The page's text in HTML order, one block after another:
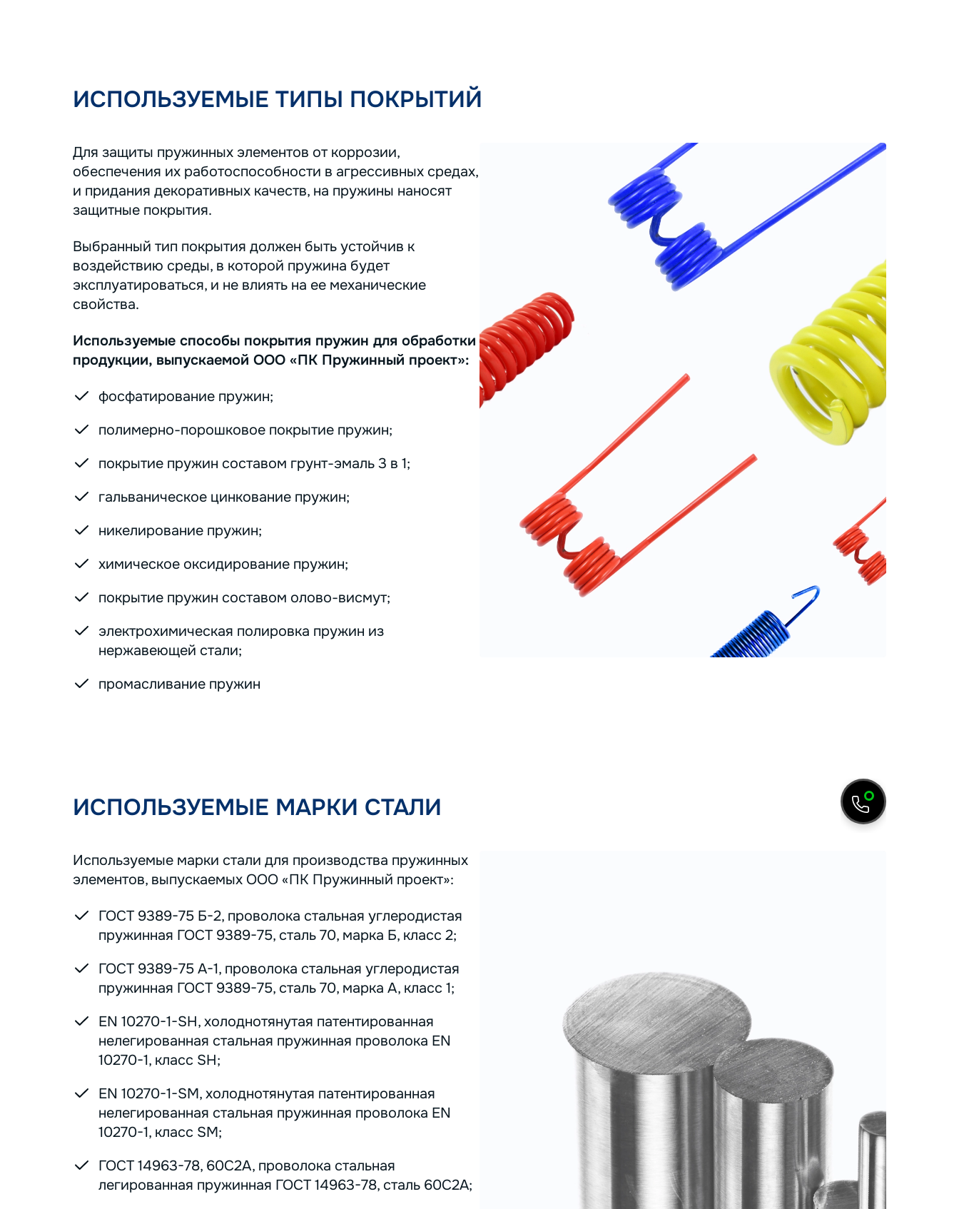
ИСПОЛЬЗУЕМЫЕ ТИПЫ ПОКРЫТИЙ
Для защиты пружинных элементов от коррозии,
обеспечения их работоспособности в агрессивных средах,
и придания декоративных качеств, на пружины наносят
защитные покрытия.
Выбранный тип покрытия должен быть устойчив к
воздействию среды, в которой пружина будет
эксплуатироваться, и не влиять на ее механические
свойства.
Используемые способы покрытия пружин для обработки
продукции, выпускаемой ООО «ПК Пружинный проект»:
фосфатирование пружин;
полимерно-порошковое покрытие пружин;
покрытие пружин составом грунт-эмаль 3 в 1;
гальваническое цинкование пружин;
никелирование пружин;
химическое оксидирование пружин;
покрытие пружин составом олово-висмут;
электрохимическая полировка пружин из
нержавеющей стали;
промасливание пружин
ИСПОЛЬЗУЕМЫЕ МАРКИ СТАЛИ
Используемые марки стали для производства пружинных
элементов, выпускаемых ООО «ПК Пружинный проект»:
ГОСТ 9389-75 Б-2, проволока стальная углеродистая
пружинная ГОСТ 9389-75, сталь 70, марка Б, класс 2;
ГОСТ 9389-75 А-1, проволока стальная углеродистая
пружинная ГОСТ 9389-75, сталь 70, марка А, класс 1;
EN 10270-1-SH, холоднотянутая патентированная
нелегированная стальная пружинная проволока EN
10270-1, класс SH;
EN 10270-1-SM, холоднотянутая патентированная
нелегированная стальная пружинная проволока EN
10270-1, класс SM;
ГОСТ 14963-78, 60С2А, проволока стальная
легированная пружинная ГОСТ 14963-78, сталь 60С2А;